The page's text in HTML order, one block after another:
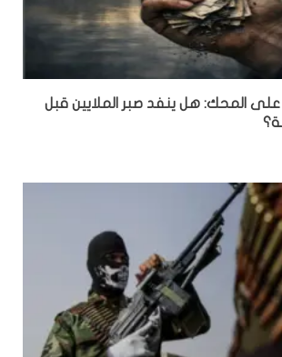
على المحك: هل ينفد صبر الملايين قبل